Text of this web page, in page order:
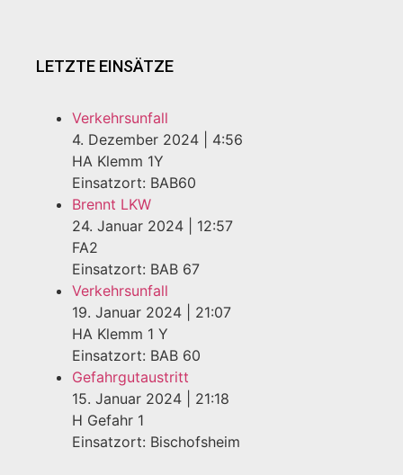
LETZTE EINSÄTZE
Verkehrsunfall
4. Dezember 2024
4:56
HA Klemm 1Y
Einsatzort: BAB60
Brennt LKW
24. Januar 2024
12:57
FA2
Einsatzort: BAB 67
Verkehrsunfall
19. Januar 2024
21:07
HA Klemm 1 Y
Einsatzort: BAB 60
Gefahrgutaustritt
15. Januar 2024
21:18
H Gefahr 1
Einsatzort: Bischofsheim